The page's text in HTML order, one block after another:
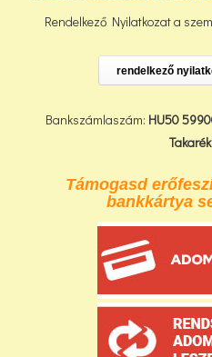
Rendelkező Nyilatkozat a
rendelkező
Bankszámlaszám: HU50
Támogasd
bankkártya